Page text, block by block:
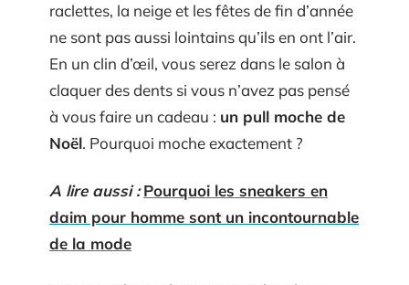
raclettes, la neige et les fêtes de fin d’année
ne sont pas aussi lointains qu’ils en ont l’air.
En un clin d’œil, vous serez dans le salon à
claquer des dents si vous n’avez pas pensé
à vous faire un cadeau : un pull moche de
Noël. Pourquoi moche exactement ?
A lire aussi : Pourquoi les sneakers en
daim pour homme sont un incontournable
de la mode